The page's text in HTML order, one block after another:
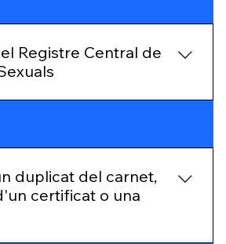
p/16VlqyTN7WHbIvppHeB_ij
Registre Central de
o treballar amb
obtenir la certificació del
delinqüents sexuals El tràmit
del registre central de
es gestiona a través del
També al web Tràmits
duplicat del carnet,
certificat o una